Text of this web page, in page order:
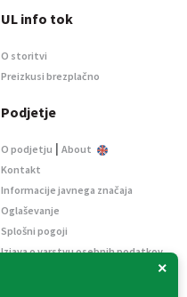
×
UL info tok
O storitvi
Preizkusi brezplačno
Podjetje
O podjetju | About
Kontakt
Informacije javnega značaja
Oglaševanje
Splošni pogoji
Izjava o varstvu osebnih podatkov